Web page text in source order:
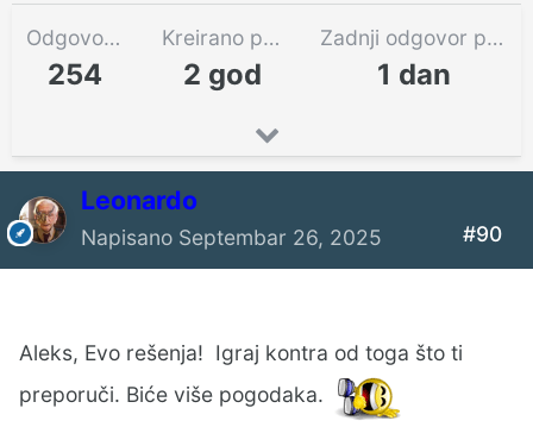
Odgovora
254
Kreirano pre
2 god
Zadnji odgovor pre
1 dan
Leonardo
Napisano Septembar 26, 2025 #90
Aleks, Evo rešenja! Igraj kontra od toga što ti
preporuči. Biće više pogodaka.